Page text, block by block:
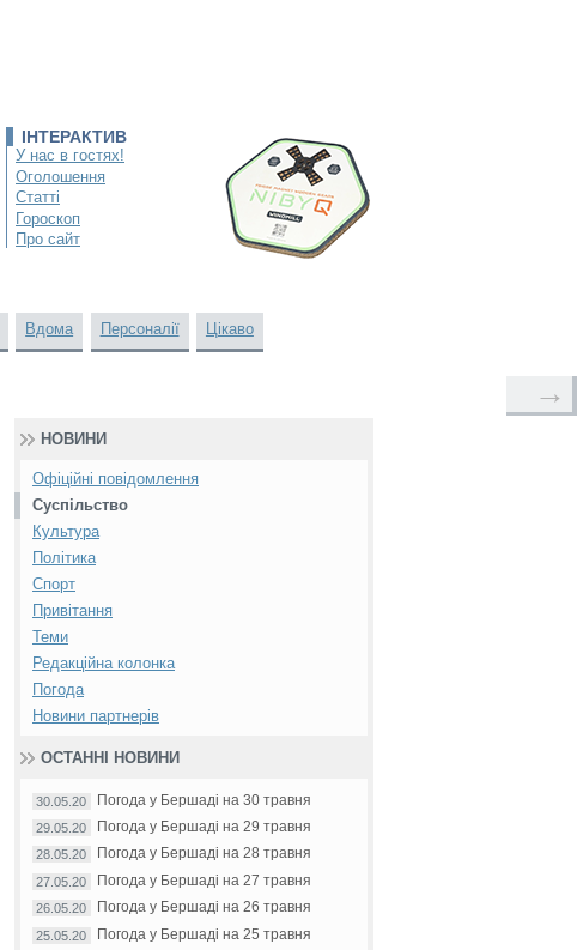
ІНТЕРАКТИВ
У нас в гостях!
Оголошення
Статті
Гороскоп
Про сайт
Вдома Персоналії Цікаво
→
НОВИНИ
Офіційні повідомлення
Суспільство
Культура
Політика
Спорт
Привітання
Теми
Редакційна колонка
Погода
Новини партнерів
ОСТАННІ НОВИНИ
30.05.20 Погода у Бершаді на 30 травня
29.05.20 Погода у Бершаді на 29 травня
28.05.20 Погода у Бершаді на 28 травня
27.05.20 Погода у Бершаді на 27 травня
26.05.20 Погода у Бершаді на 26 травня
25.05.20 Погода у Бершаді на 25 травня